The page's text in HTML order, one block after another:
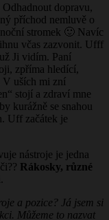
dopravu,
příchod nemluvě o
stromek 🙂 Navíc
včas zazvonit. Ufff
Ji vidím. Paní
zpříma hledící,
V uších mi zní
stojí a zdraví mne
kurážně se snahou
Uff začátek je
nástroje je jedna
Rákosky, různé
a pozice? Já jsem si
Můžeme to nazvat